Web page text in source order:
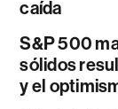
caída
S&P 500
sólidos
y el